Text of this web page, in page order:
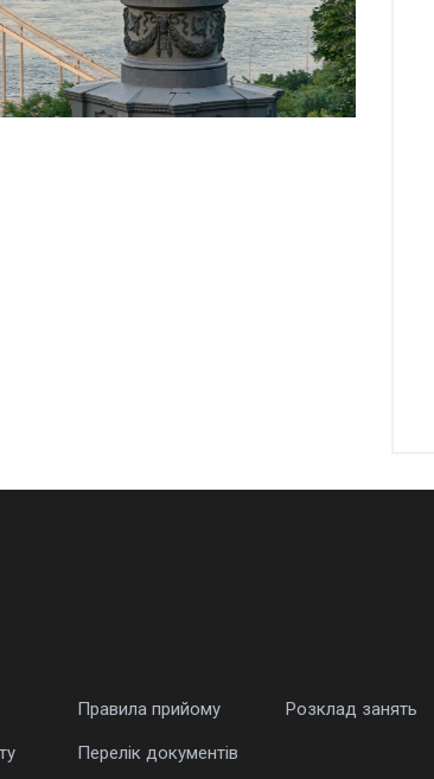
Правила прийому
Перелік документів
Розклад занять